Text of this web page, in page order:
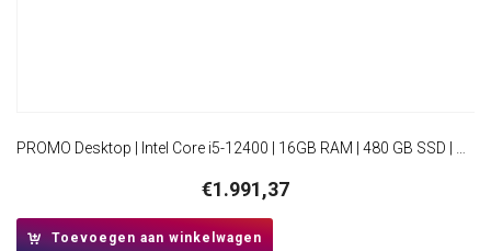
€1.991,37
Toevoegen aan winkelwagen